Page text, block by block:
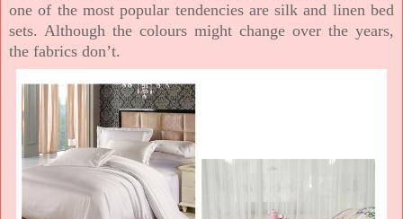
one of the most popular tendencies are silk and linen bed
sets. Although the colours might change over the years,
the fabrics don’t.